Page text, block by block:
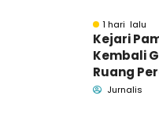
1 hari lalu
Kejari
Kembali
Ruang
Pidsus:
Jurnalis